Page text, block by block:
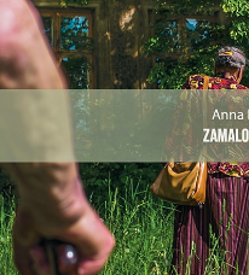
ZAMALOWANE
tu swoją małą wspólnotę
wobec siebie.
maja
42.00zł 27.30zł
KSIĄŻKA DO KOSZYKA